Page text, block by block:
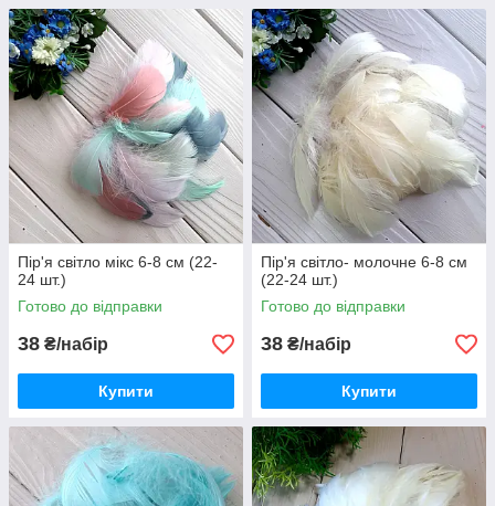
Пір'я світло мікс 6-8 см (22-
24 шт.)
Готово до відправки
38 ₴/набір
Купити
Пір'я світло- молочне 6-8 см
(22-24 шт.)
Готово до відправки
38 ₴/набір
Купити